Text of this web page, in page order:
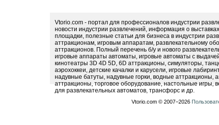
Vtorio.com - портал для профессионалов индустрии
новости индустрии развлечений, информация о
площадки, полезные статьи для бизнеса в индустрии
аттракционам, игровым аппаратам, развлекательному
аттракционов. Полный перечень б/у и нового
игровые аппараты автоматы, игровые автоматы с
кинотеатры 3D 4D 5D, 6D аттракционы, симуляторы,
аэрохоккеи, детские качалки и карусели, игровые
надувные батуты, надувные горки, водные
аттракционы, торговое оборудование, настольные игры,
для развлекательных автоматов, трансфорс и др.
Vtorio.com © 2007−2026